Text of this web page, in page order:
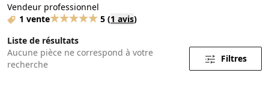
Vendeur professionnel
1 vente
5 (1 avis)
Liste de résultats
Aucune pièce ne correspond à votre
recherche
Filtres